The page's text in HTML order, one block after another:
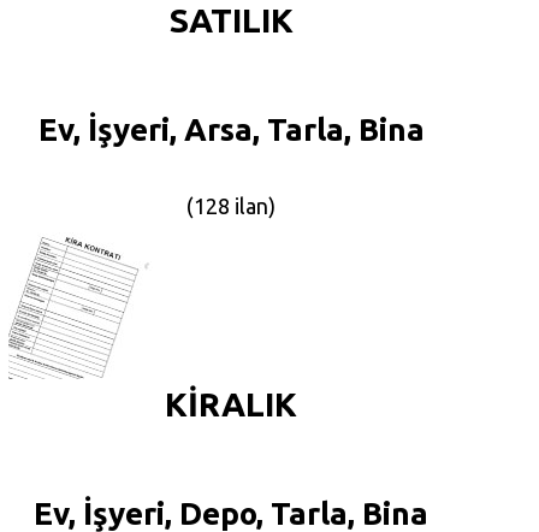
SATILIK
Ev, İşyeri, Arsa, Tarla, Bina
(128 ilan)
KİRALIK
Ev, İşyeri, Depo, Tarla, Bina